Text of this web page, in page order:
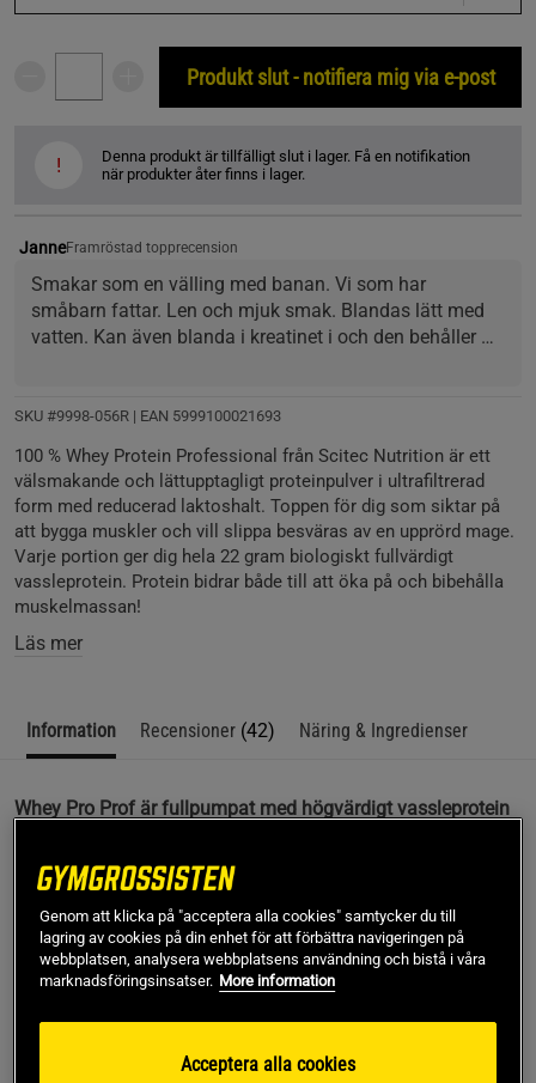
Produkt slut - notifiera mig via e-post
!
Denna produkt är tillfälligt slut i lager. Få en notifikation
när produkter åter finns i lager.
JanneFramröstad topprecension
Smakar som en välling med banan. Vi som har
småbarn fattar. Len och mjuk smak. Blandas lätt med
vatten. Kan även blanda i kreatinet i och den behåller
SKU #9998-056R | EAN 5999100021693
100 % Whey Protein Professional från Scitec Nutrition är ett
välsmakande och lättupptagligt proteinpulver i ultrafiltrerad
form med reducerad laktoshalt. Toppen för dig som siktar på
att bygga muskler och vill slippa besväras av en upprörd mage.
Varje portion ger dig hela 22 gram biologiskt fullvärdigt
vassleprotein. Protein bidrar både till att öka på och bibehålla
muskelmassan!
Läs mer
Information Recensioner (42) Näring & Ingredienser
Whey Pro Prof är fullpumpat med högvärdigt vassleprotein
Nutrition har dessutom boostat formulan med en mix av
aminosyrorna leucin, glutamin och taurin, samt lagt till ett
par extra matsmältningsenzymer (bromelain och papain)
för att snabba på upptaget. Produkten har mycket låg
laktoshalt och många härliga smaker att variera mellan!
Superb smak – välj mellan 9 läckra varianter
Genom att klicka på "acceptera alla cookies" samtycker du till
lagring av cookies på din enhet för att förbättra navigeringen på
webbplatsen, analysera webbplatsens användning och bistå i våra
marknadsföringsinsatser. More information
Acceptera alla cookies